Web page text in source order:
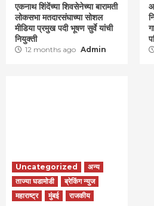
एकनाथ शिंदेंच्या शिवसेनेच्या बारामती
लोकसभा मतदारसंघाच्या सोशल
मीडिया प्रमुख पदी भूषण सुर्वे यांची
नियुक्ती
12 months ago Admin
Uncategorized
अन्य
ताज्या घडामोडी
ब्रेकिंग न्युज
महाराष्ट्र
मुंबई राजकीय